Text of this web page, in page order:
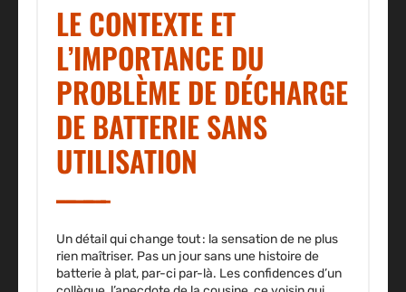
LE CONTEXTE ET
L’IMPORTANCE DU
PROBLÈME DE DÉCHARGE
DE BATTERIE SANS
UTILISATION
Un détail qui change tout : la sensation de ne plus
rien maîtriser. Pas un jour sans une histoire de
batterie à plat, par-ci par-là. Les confidences d’un